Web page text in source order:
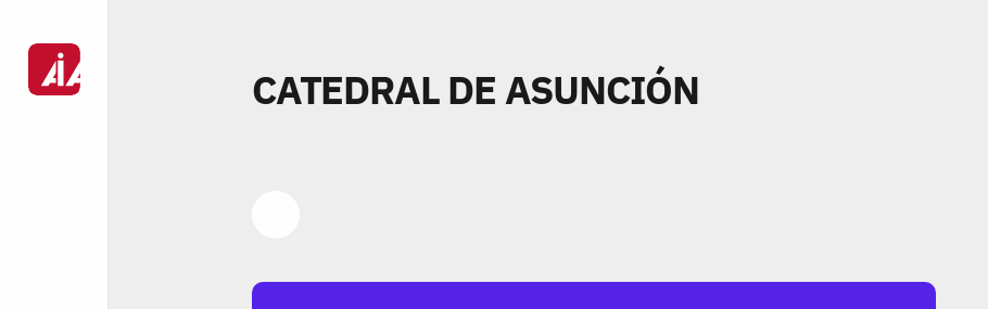
CATEDRAL DE ASUNCIÓN